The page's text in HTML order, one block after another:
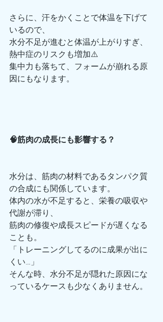
さらに、汗をかくことで体温を下げて
いるので、
水分不足が進むと体温が上がりすぎ、
熱中症のリスクも増加⚠️
集中力も落ちて、フォームが崩れる原
因にもなります。
🧠筋肉の成長にも影響する？
水分は、筋肉の材料であるタンパク質
の合成にも関係しています。
体内の水が不足すると、栄養の吸収や
代謝が滞り、
筋肉の修復や成長スピードが遅くなる
ことも。
「トレーニングしてるのに成果が出に
くい…」
そんな時、水分不足が隠れた原因にな
っているケースも少なくありません。